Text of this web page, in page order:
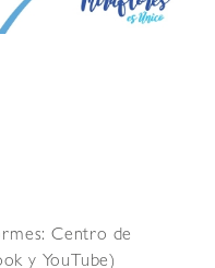
Centro de
y YouTube)